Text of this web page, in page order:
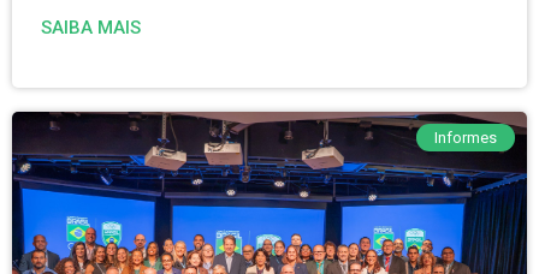
SAIBA MAIS
Informes